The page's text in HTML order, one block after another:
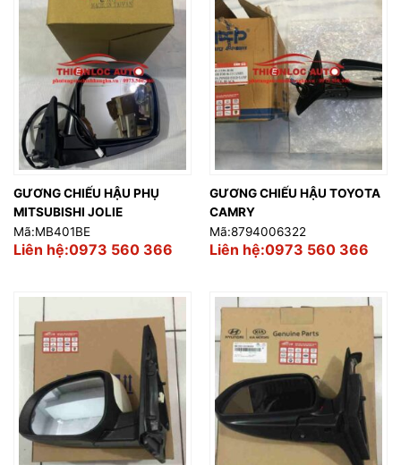
GƯƠNG CHIẾU HẬU PHỤ
MITSUBISHI JOLIE
Mã:MB401BE
Liên hệ:0973 560 366
GƯƠNG CHIẾU HẬU TOYOTA
CAMRY
Mã:8794006322
Liên hệ:0973 560 366